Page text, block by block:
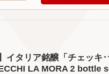
イタリア銘醸「チェッ
LA MORA 2 bottle